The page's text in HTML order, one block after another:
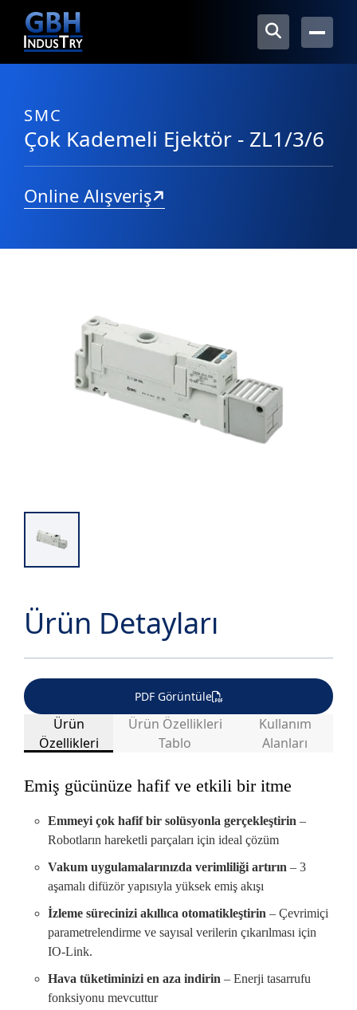
SMC
Çok Kademeli Ejektör - ZL1/3/6
Online Alışveriş
Ürün Detayları
Ürün
Özellikleri
Ürün Özellikleri
Tablo
Kullanım
Alanları
PDF Görüntüle
Emiş gücünüze hafif ve etkili bir itme
Emmeyi çok hafif bir solüsyonla gerçekleştirin –
Robotların hareketli parçaları için ideal çözüm
Vakum uygulamalarınızda verimliliği artırın – 3
aşamalı difüzör yapısıyla yüksek emiş akışı
İzleme sürecinizi akıllıca otomatikleştirin – Çevrimiçi
parametrelendirme ve sayısal verilerin çıkarılması için
IO-Link.
Hava tüketiminizi en aza indirin – Enerji tasarrufu
fonksiyonu mevcuttur
GIDA SANAYİ DEMİR ÇELİK
ARAÇ ÜSTÜ
EKİPMANLARI
ÇİMENTO, BETON KİMYASAL MADDE
ISITMA ve